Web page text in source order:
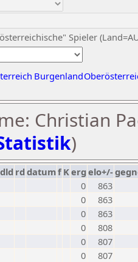
Spieler
Burgenland
Christian
)
rd datumf Kerg elo+/-
0
863
0
863
0
863
0
808
0
807
0
807